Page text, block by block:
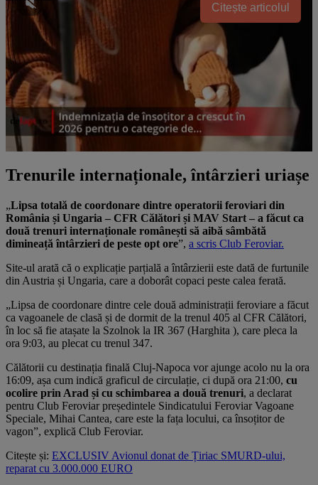
Citește articolul
Trenurile internaționale, întârzieri uriașe
„Lipsa totală de coordonare dintre operatorii feroviari din
România și Ungaria – CFR Călători și MAV Start – a făcut ca
două trenuri internaționale românești să aibă sâmbătă
dimineață întârzieri de peste opt ore”, a scris Club Feroviar.
Site-ul arată că o explicație parțială a întârzierii este dată de furtunile
din Austria și Ungaria, care a doborât copaci peste calea ferată.
„Lipsa de coordonare dintre cele două administrații feroviare a făcut
ca vagoanele de clasă și de dormit de la trenul 405 al CFR Călători,
în loc să fie atașate la Szolnok la IR 367 (Harghita ), care pleca la
ora 9:03, au plecat cu trenul 347.
Călătorii cu destinația finală Cluj-Napoca vor ajunge acolo nu la ora
16:09, așa cum indică graficul de circulație, ci după ora 21:00, cu
ocolire prin Arad și cu schimbarea a două trenuri, a declarat
pentru Club Feroviar președintele Sindicatului Feroviar Vagoane
Speciale, Mihai Cantea, care este la fața locului, ca însoțitor de
vagon”, explică Club Feroviar.
Citește și: EXCLUSIV Avionul donat de Țiriac SMURD-ului,
reparat cu 3.000.000 EURO